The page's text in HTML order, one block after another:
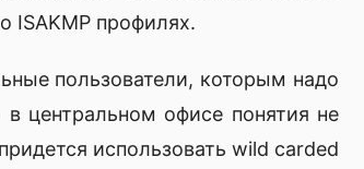
ISAKMP профилях.
пользователи, которым надо
центральном офисе понятия не
использовать wild carded